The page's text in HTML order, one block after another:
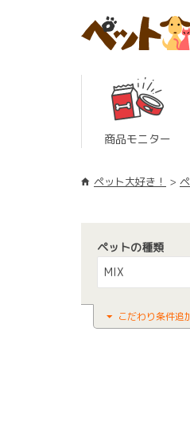
商品モニター
ペット大好き！
ペットの種類
MIX
こだわり条件追